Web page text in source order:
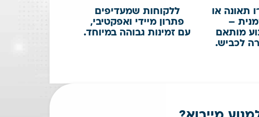
תאונה או
–
מותאם
לכביש.
ללקוחות שמעדיפים
פתרון מיידי ואפקטיבי,
עם זמינות גבוהה במיוחד.